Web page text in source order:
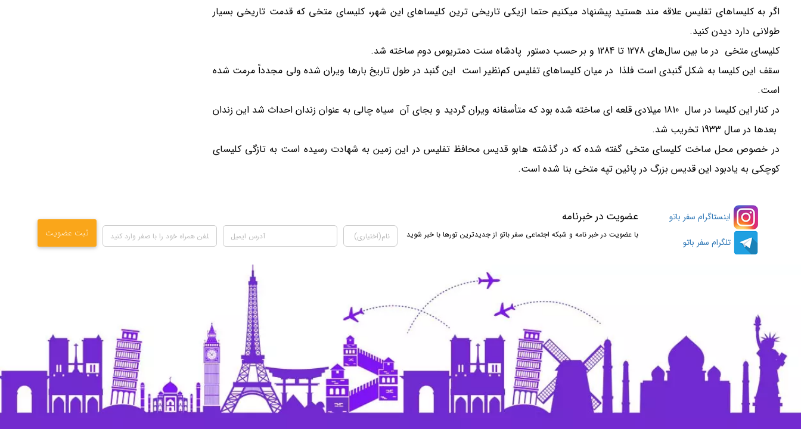
اگر به کلیساهای تفلیس علاقه مند هستید پیشنهاد میکنیم حتما ازیکی تاریخی ترین کلیساهای این شهر، کلیسای متخی که قدمت تاریخی بسیار
طولانی دارد دیدن کنید.
کلیسای متخی در ما بین سال‌های 1278 تا 1284 و بر حسب دستور پادشاه سنت دمتریوس دوم ساخته شد.
سقف این کلیسا به شکل گنبدی است فلذا در میان کلیساهای تفلیس کم‌نظیر است این گنبد در طول تاریخ بارها ویران شده ولی مجدداً مرمت شده
است.
در کنار این کلیسا در سال 1810 میلادی قلعه ای ساخته شده بود که متأسفانه ویران گردید و بجای آن سیاه چالی به عنوان زندان احداث شد این زندان
بعدها در سال 1933 تخریب شد.
در خصوص محل ساخت کلیسای متخی گفته شده که در گذشته هابو قدیس محافظ تفلیس در این زمین به شهادت رسیده است به تازگی کلیسای
کوچکی به یادبود این قدیس بزرگ در پائین تپه متخی بنا شده است.
اینستاگرام سفر باتو
تلگرام سفر باتو
عضویت در خبرنامه
با عضویت در خبر نامه و شبکه اجتماعی سفر باتو از جدیدترین تورها با خبر شوید ثبت عضویت